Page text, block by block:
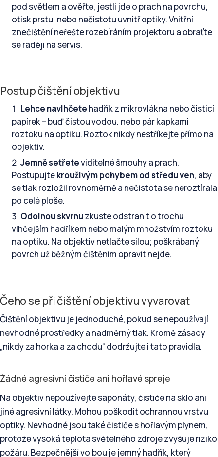
pod světlem a ověřte, jestli jde o prach na povrchu,
otisk prstu, nebo nečistotu uvnitř optiky. Vnitřní
znečištění neřešte rozebíráním projektoru a obraťte
se raději na servis.
Postup čištění objektivu
Lehce navlhčete hadřík z mikrovlákna nebo čisticí
papírek – buď čistou vodou, nebo pár kapkami
roztoku na optiku. Roztok nikdy nestříkejte přímo na
objektiv.
Jemně setřeteviditelné šmouhy a prach.
Postupujtekrouživým pohybem od středu ven, aby
se tlak rozložil rovnoměrně a nečistota se neroztírala
po celé ploše.
Odolnou skvrnuzkuste odstranit o trochu
vlhčejším hadříkem nebo malým množstvím roztoku
na optiku. Na objektiv netlačte silou; poškrábaný
povrch už běžným čištěním opravit nejde.
Čeho se při čištění objektivu vyvarovat
Čištění objektivu je jednoduché, pokud se nepoužívají
nevhodné prostředky a nadměrný tlak. Kromě zásady
„nikdy za horka a za chodu“ dodržujte i tato pravidla.
Žádné agresivní čističe ani hořlavé spreje
Na objektiv nepoužívejte saponáty, čističe na sklo ani
jiné agresivní látky. Mohou poškodit ochrannou vrstvu
optiky. Nevhodné jsou také čističe s hořlavým plynem,
protože vysoká teplota světelného zdroje zvyšuje riziko
požáru. Bezpečnější volbou je jemný hadřík, který